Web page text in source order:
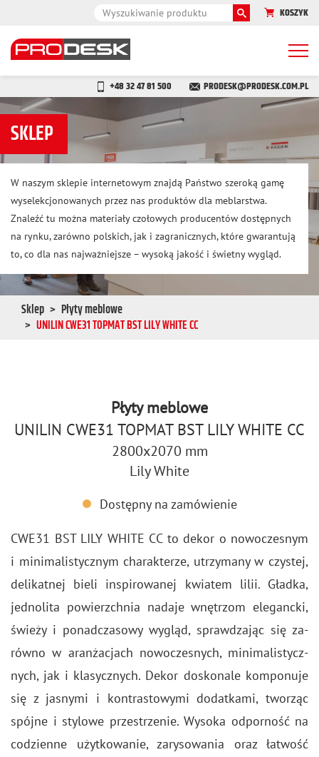
KOSZYK
+48 32 47 81 500 PRODESK@PRODESK.COM.PL
SKLEP
W naszym sklepie internetowym znajdą Państwo szeroką gamę
wyselekcjonowanych przez nas produktów dla meblarstwa.
Znaleźć tu można materiały czołowych producentów dostępnych
na rynku, zarówno polskich, jak i zagranicznych, które gwarantują
to, co dla nas najważniejsze – wysoką jakość i świetny wygląd.
Sklep
Płyty meblowe
UNILIN CWE31 TOPMAT BST LILY WHITE CC
Płyty meblowe
UNILIN CWE31 TOPMAT BST LILY WHITE CC
2800x2070 mm
Lily White
Dostępny na zamówienie
CWE31 BST LILY WHITE CC to dekor o no­wo­cze­snym
i mi­ni­ma­li­stycz­nym cha­rak­te­rze, utrzy­ma­ny w czy­stej,
de­li­kat­nej bieli in­spi­ro­wa­nej kwia­tem lilii. Gład­ka,
jed­no­li­ta po­wierzch­nia na­da­je wnę­trzom ele­ganc­ki,
świe­ży i po­nad­cza­so­wy wy­gląd, spraw­dza­jąc się za­
rów­no w aran­ża­cjach no­wo­cze­snych, mi­ni­ma­li­stycz­
nych, jak i kla­sycz­nych. Dekor do­sko­na­le kom­po­nu­je
się z ja­sny­mi i kon­tra­sto­wy­mi do­dat­ka­mi, two­rząc
spój­ne i sty­lo­we prze­strze­nie. Wy­so­ka od­por­ność na
co­dzien­ne użyt­ko­wa­nie, za­ry­so­wa­nia oraz ła­twość